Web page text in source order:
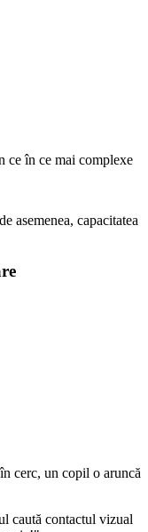
ce în ce mai complexe
asemenea, capacitatea
cerc, un copil o aruncă
caută contactul vizual